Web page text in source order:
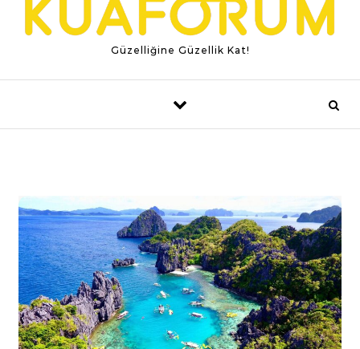
Güzelliğine Güzellik Kat!